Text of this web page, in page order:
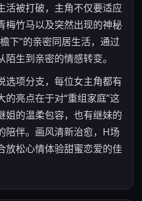
活被打破，主角不仅要适应
梅竹马以及突然出现的神秘
下”的亲密同居生活，通过
生到亲密的情感转变。
选项分支，每位女主角都有
亮点在于对“重组家庭”这
姐的温柔包容，也有继妹的
陪伴。画风清新治愈，H场
放松心情体验甜蜜恋爱的佳